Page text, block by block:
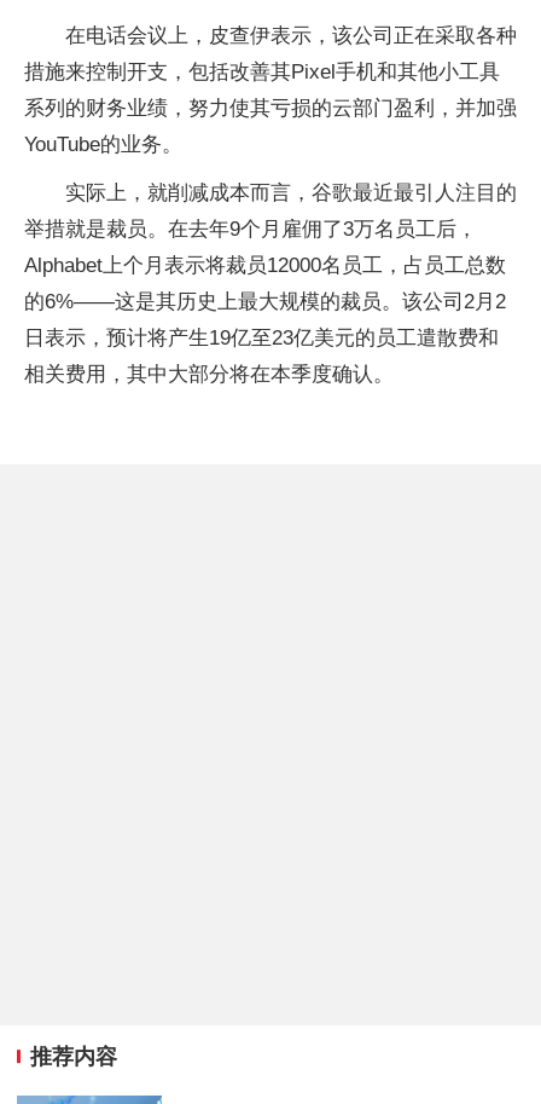
在电话会议上，皮查伊表示，该公司正在采取各种
措施来控制开支，包括改善其Pixel手机和其他小工具
系列的财务业绩，努力使其亏损的云部门盈利，并加强
YouTube的业务。
实际上，就削减成本而言，谷歌最近最引人注目的
举措就是裁员。在去年9个月雇佣了3万名员工后，
Alphabet上个月表示将裁员12000名员工，占员工总数
的6%——这是其历史上最大规模的裁员。该公司2月2
日表示，预计将产生19亿至23亿美元的员工遣散费和
相关费用，其中大部分将在本季度确认。
推荐内容